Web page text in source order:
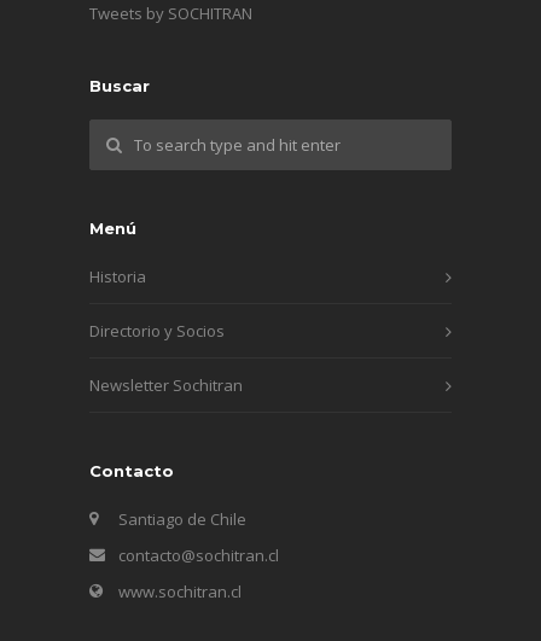
Tweets by SOCHITRAN
Buscar
Menú
Historia
Directorio y Socios
Newsletter Sochitran
Contacto
Santiago de Chile
contacto@sochitran.cl
www.sochitran.cl